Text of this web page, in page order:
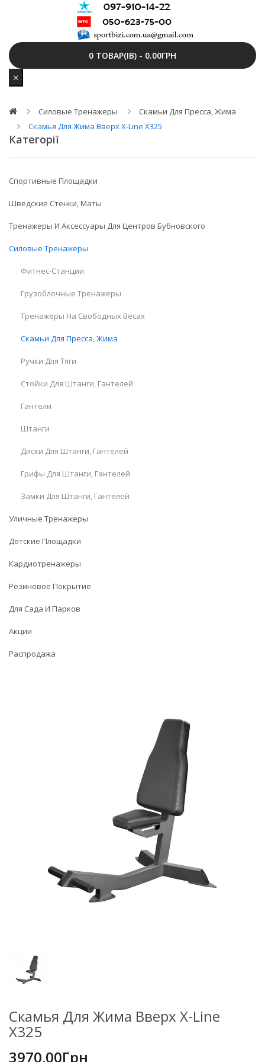
0 ТОВАР(ІВ) - 0.00ГРН
Силовые Тренажеры
Скамьи Для Пресса, Жима
Скамья Для Жима Вверх X-Line X325
Категорії
Спортивные Площадки
Шведские Стенки, Маты
Тренажеры И Аксессуары Для Центров Бубновского
Силовые Тренажеры
Фитнес-Станции
Грузоблочные Тренажеры
Тренажеры На Свободных Весах
Скамьи Для Пресса, Жима
Ручки Для Тяги
Стойки Для Штанги, Гантелей
Гантели
Штанги
Диски Для Штанги, Гантелей
Грифы Для Штанги, Гантелей
Замки Для Штанги, Гантелей
Уличные Тренажеры
Детские Площадки
Кардиотренажеры
Резиновое Покрытие
Для Сада И Парков
Акции
Распродажа
Скамья Для Жима Вверх X-Line
X325
3970.00Грн